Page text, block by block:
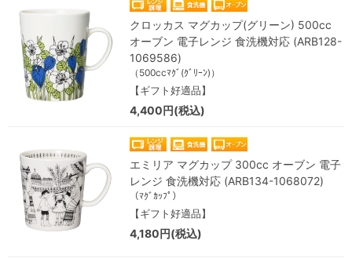
クロッカス マグカップ(グリーン) 500cc
オーブン 電子レンジ 食洗機対応 (ARB128-
1069586)
（500ccﾏｸﾞ(ｸﾞﾘｰﾝ)）
【ギフト好適品】
4,400円(税込)
エミリア マグカップ 300cc オーブン 電子
レンジ 食洗機対応 (ARB134-1068072)
（ﾏｸﾞｶｯﾌﾟ）
【ギフト好適品】
4,180円(税込)